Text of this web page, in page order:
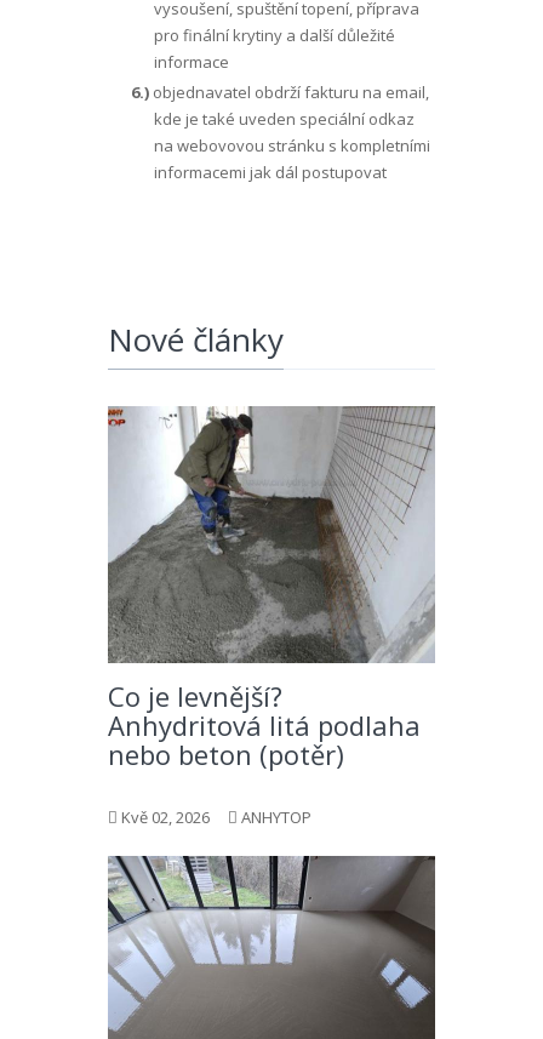
vysoušení, spuštění topení, příprava
pro finální krytiny a další důležité
informace
6.)objednavatel obdrží fakturu na email,
kde je také uveden speciální odkaz
na webovovou stránku s kompletními
informacemi jak dál postupovat
Nové články
Co je levnější?
Anhydritová litá podlaha
nebo beton (potěr)
Kvě 02, 2026 ANHYTOP